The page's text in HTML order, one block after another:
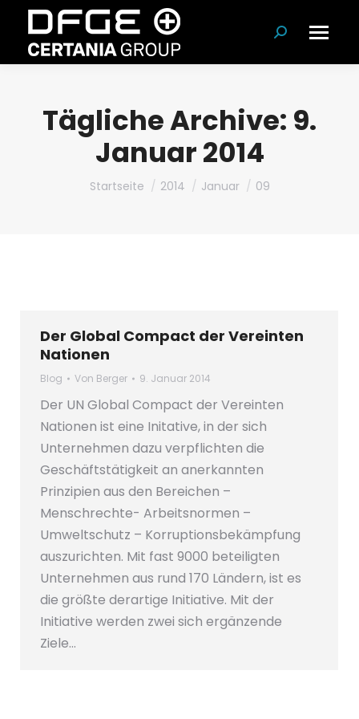
Suchen:
Tägliche Archive: 9.
Januar 2014
Du bist hier:
Startseite 2014 Januar 09
Der Global Compact der Vereinten
Nationen
Blog Von Berger 9. Januar 2014
Der UN Global Compact der Vereinten
Nationen ist eine Initative, in der sich
Unternehmen dazu verpflichten die
Geschäftstätigkeit an anerkannten
Prinzipien aus den Bereichen –
Menschrechte- Arbeitsnormen –
Umweltschutz – Korruptionsbekämpfung
auszurichten. Mit fast 9000 beteiligten
Unternehmen aus rund 170 Ländern, ist es
die größte derartige Initiative. Mit der
Initiative werden zwei sich ergänzende
Ziele…